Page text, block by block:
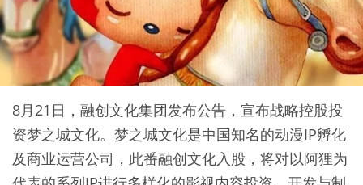
8月21日，融创文化集团发布公告，宣布战略控股投
资梦之城文化。梦之城文化是中国知名的动漫IP孵化
及商业运营公司，此番融创文化入股，将对以阿狸为